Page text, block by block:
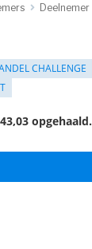
Deelnemer
CHALLENGE
opgehaald.